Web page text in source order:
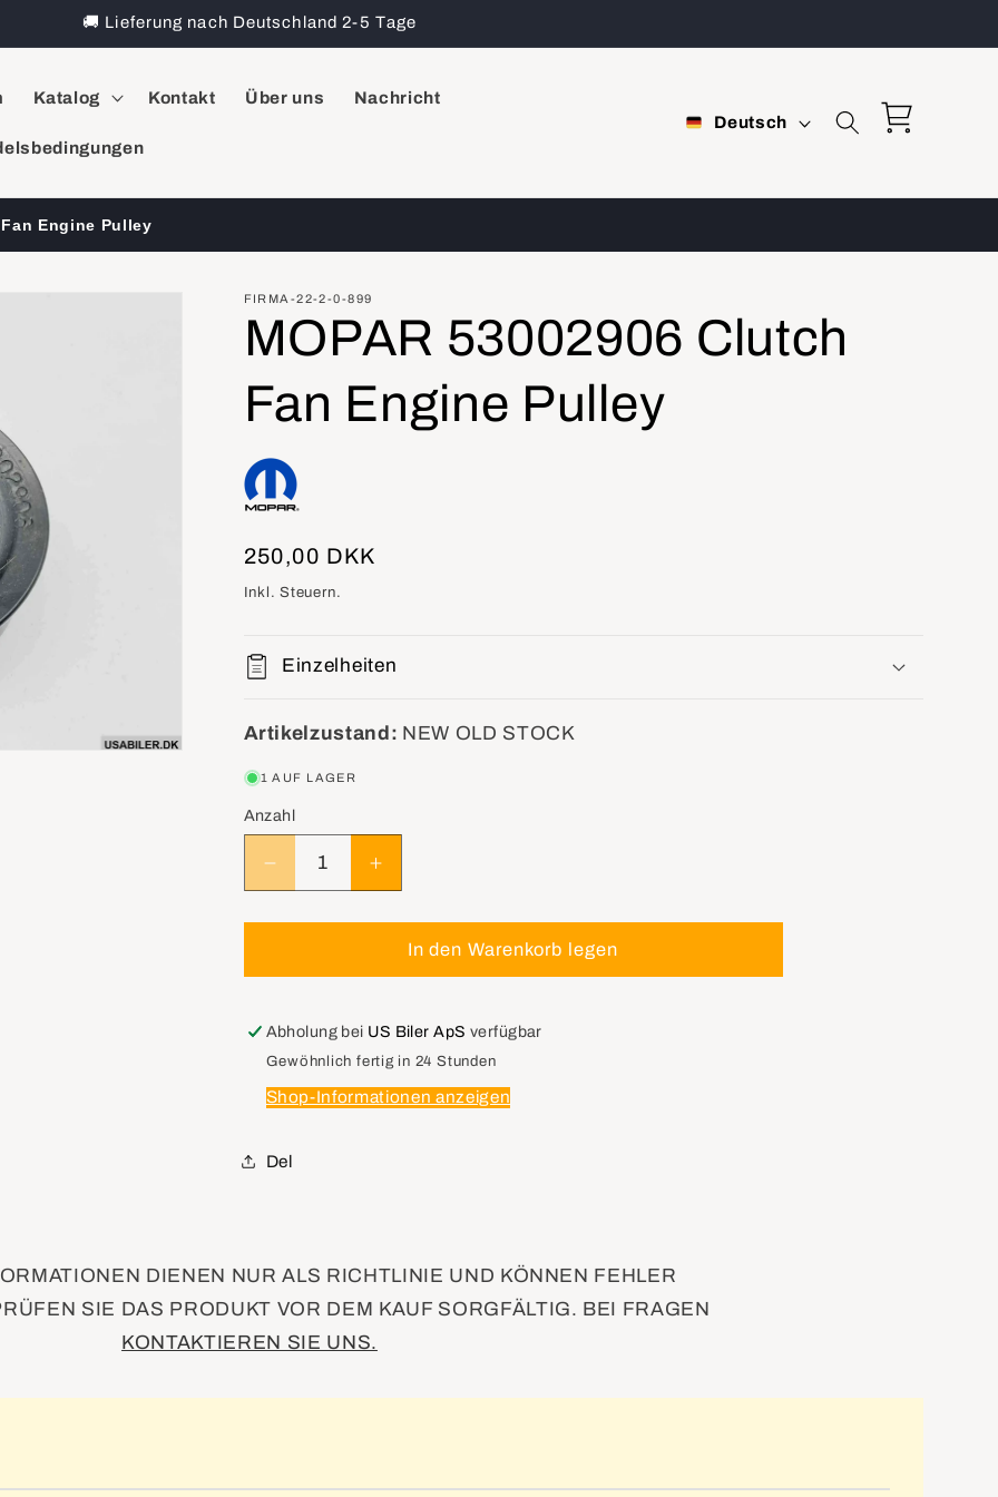
🚚 Lieferung nach Deutschland 2-5 Tage
Katalog Kontakt Über uns Nachricht
S
r
h
e
Deutsch Warenkorb
Fan Engine Pulley
FIRMA-22-2-0-899
MOPAR 53002906 Clutch
Fan Engine Pulley
Normaler
Preis
250,00 DKK
Inkl. Steuern.
Einzelheiten
Artikelzustand: NEW OLD STOCK
1 AUF LAGER
Anzahl
Verringere
die
Menge
MOPAR
Clutch
Fan
Pulley
Erhöhe
die
Menge
MOPAR
Clutch
Fan
Pulley
In den Warenkorb legen
Abholung bei US Biler ApS verfügbar
Gewöhnlich fertig in 24 Stunden
Shop-Informationen anzeigen
Del
DIENEN NUR ALS RICHTLINIE UND KÖNNEN FEHLER
SIE DAS PRODUKT VOR DEM KAUF SORGFÄLTIG. BEI FRAGEN
KONTAKTIEREN SIE UNS.